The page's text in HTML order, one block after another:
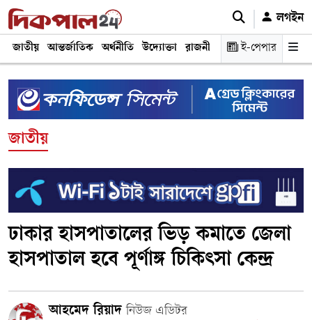
লগইন
জাতীয় আন্তর্জাতিক অর্থনীতি উদ্যোক্তা রাজনীতি শিক্ষা স্বাস্থ্য ও
ই-পেপার
জাতীয়
ঢাকার হাসপাতালের ভিড় কমাতে জেলা
হাসপাতাল হবে পূর্ণাঙ্গ চিকিৎসা কেন্দ্র
আহমেদ রিয়াদনিউজ এডিটর